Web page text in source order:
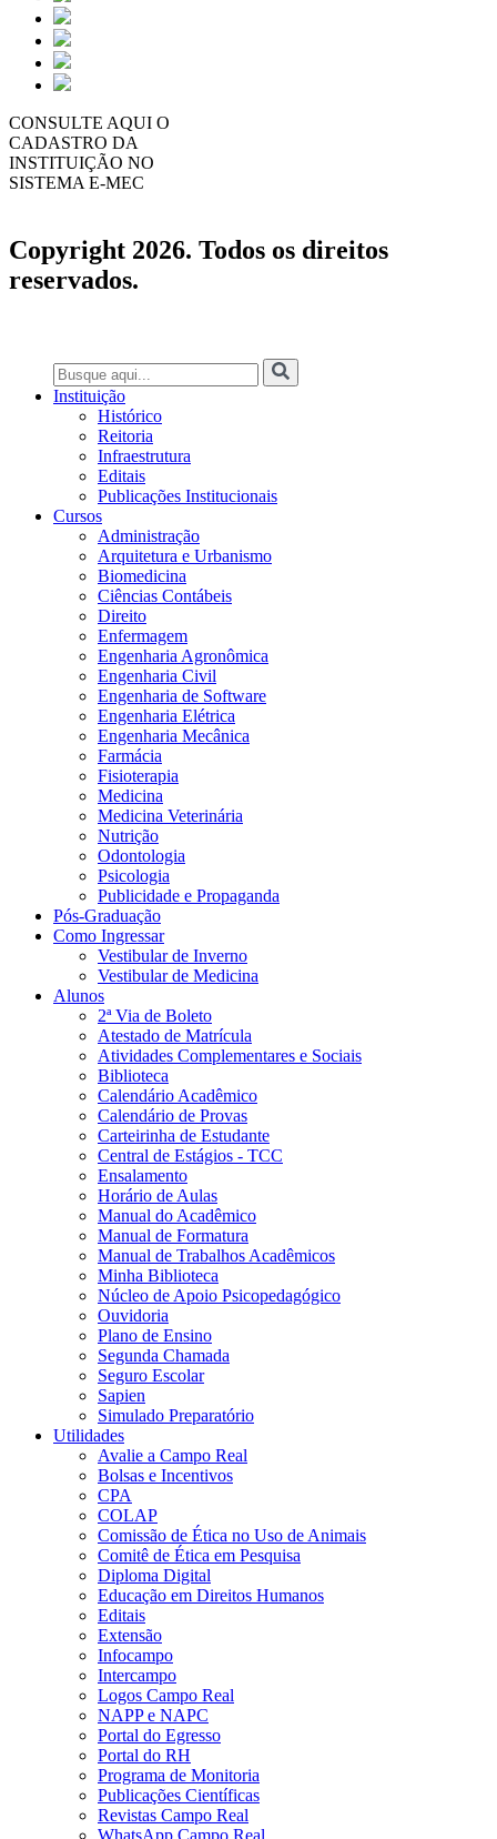
CONSULTE AQUI O
CADASTRO DA
INSTITUIÇÃO NO
SISTEMA E-MEC
Copyright 2026. Todos os direitos
reservados.
Instituição
Histórico
Reitoria
Infraestrutura
Editais
Publicações Institucionais
Cursos
Administração
Arquitetura e Urbanismo
Biomedicina
Ciências Contábeis
Direito
Enfermagem
Engenharia Agronômica
Engenharia Civil
Engenharia de Software
Engenharia Elétrica
Engenharia Mecânica
Farmácia
Fisioterapia
Medicina
Medicina Veterinária
Nutrição
Odontologia
Psicologia
Publicidade e Propaganda
Pós-Graduação
Como Ingressar
Vestibular de Inverno
Vestibular de Medicina
Alunos
2ª Via de Boleto
Atestado de Matrícula
Atividades Complementares e Sociais
Biblioteca
Calendário Acadêmico
Calendário de Provas
Carteirinha de Estudante
Central de Estágios - TCC
Ensalamento
Horário de Aulas
Manual do Acadêmico
Manual de Formatura
Manual de Trabalhos Acadêmicos
Minha Biblioteca
Núcleo de Apoio Psicopedagógico
Ouvidoria
Plano de Ensino
Segunda Chamada
Seguro Escolar
Sapien
Simulado Preparatório
Utilidades
Avalie a Campo Real
Bolsas e Incentivos
CPA
COLAP
Comissão de Ética no Uso de Animais
Comitê de Ética em Pesquisa
Diploma Digital
Educação em Direitos Humanos
Editais
Extensão
Infocampo
Intercampo
Logos Campo Real
NAPP e NAPC
Portal do Egresso
Portal do RH
Programa de Monitoria
Publicações Científicas
Revistas Campo Real